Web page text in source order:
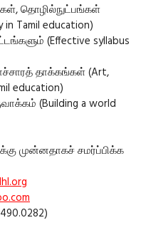
தொழில்நுட்பங்கள்
Tamil education)
(Effective syllabus
தாக்கங்கள் (Art,
education)
(Building a world
முன்னதாகச் சமர்ப்பிக்க